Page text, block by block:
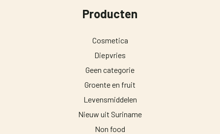
Producten
Cosmetica
Diepvries
Geen categorie
Groente en fruit
Levensmiddelen
Nieuw uit Suriname
Non food